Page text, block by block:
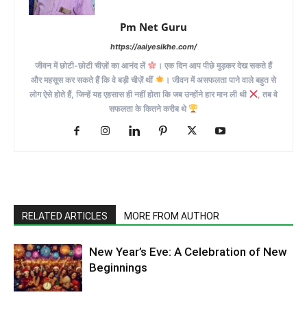
Pm Net Guru
https://aaiyesikhe.com/
जीवन में छोटी-छोटी चीज़ों का आनंद लें
। एक दिन आप पीछे मुड़कर देख सकते हैं
और महसूस कर सकते हैं कि वे बड़ी चीज़ें थीं
। जीवन में असफलता पाने वाले बहुत से
लोग ऐसे होते हैं, जिन्हें यह एहसास ही नहीं होता कि जब उन्होंने हार मान ली थी
, तब वे
सफलता के कितने करीब थे
RELATED ARTICLES MORE FROM AUTHOR
New Year’s Eve: A Celebration of New
Beginnings